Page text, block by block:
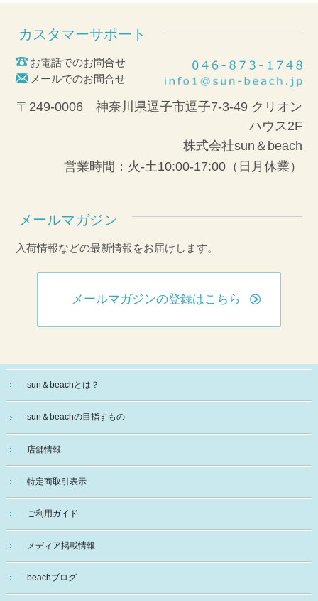
カスタマーサポート
お電話でのお問合せ
メールでのお問合せ
〒249-0006 神奈川県逗子市逗子7-3-49 クリオン
ハウス2F
株式会社sun＆beach
営業時間：火-土10:00-17:00（日月休業）
メールマガジン
入荷情報などの最新情報をお届けします。
メールマガジンの登録はこちら
sun＆beachとは？
sun＆beachの目指すもの
店舗情報
特定商取引表示
ご利用ガイド
メディア掲載情報
beachブログ